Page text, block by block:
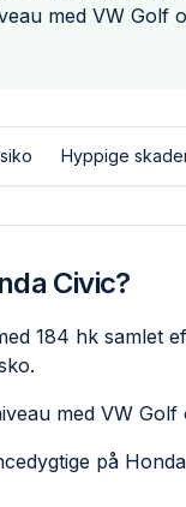
med VW Golf
Hyppige
Civic?
184 hk samlet
med VW Golf
på